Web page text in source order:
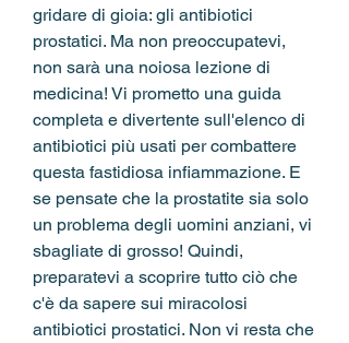
gridare di gioia: gli antibiotici
prostatici. Ma non preoccupatevi,
non sarà una noiosa lezione di
medicina! Vi prometto una guida
completa e divertente sull'elenco di
antibiotici più usati per combattere
questa fastidiosa infiammazione. E
se pensate che la prostatite sia solo
un problema degli uomini anziani, vi
sbagliate di grosso! Quindi,
preparatevi a scoprire tutto ciò che
c'è da sapere sui miracolosi
antibiotici prostatici. Non vi resta che